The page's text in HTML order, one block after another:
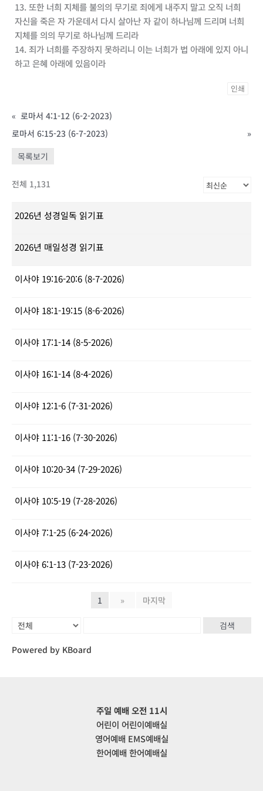
13. 또한 너희 지체를 불의의 무기로 죄에게 내주지 말고 오직 너희
자신을 죽은 자 가운데서 다시 살아난 자 같이 하나님께 드리며 너희
지체를 의의 무기로 하나님께 드리라
14. 죄가 너희를 주장하지 못하리니 이는 너희가 법 아래에 있지 아니
하고 은혜 아래에 있음이라
인쇄
« 로마서 4:1-12 (6-2-2023)
로마서 6:15-23 (6-7-2023)
»
목록보기
전체 1,131
2026년 성경일독 읽기표
2026년 매일성경 읽기표
이사야 19:16-20:6 (8-7-2026)
이사야 18:1-19:15 (8-6-2026)
이사야 17:1-14 (8-5-2026)
이사야 16:1-14 (8-4-2026)
이사야 12:1-6 (7-31-2026)
이사야 11:1-16 (7-30-2026)
이사야 10:20-34 (7-29-2026)
이사야 10:5-19 (7-28-2026)
이사야 7:1-25 (6-24-2026)
이사야 6:1-13 (7-23-2026)
1 » 마지막
검색
Powered by KBoard
주일 예배 오전 11시
어린이 어린이예배실
영어예배 EMS예배실
한어예배 한어예배실